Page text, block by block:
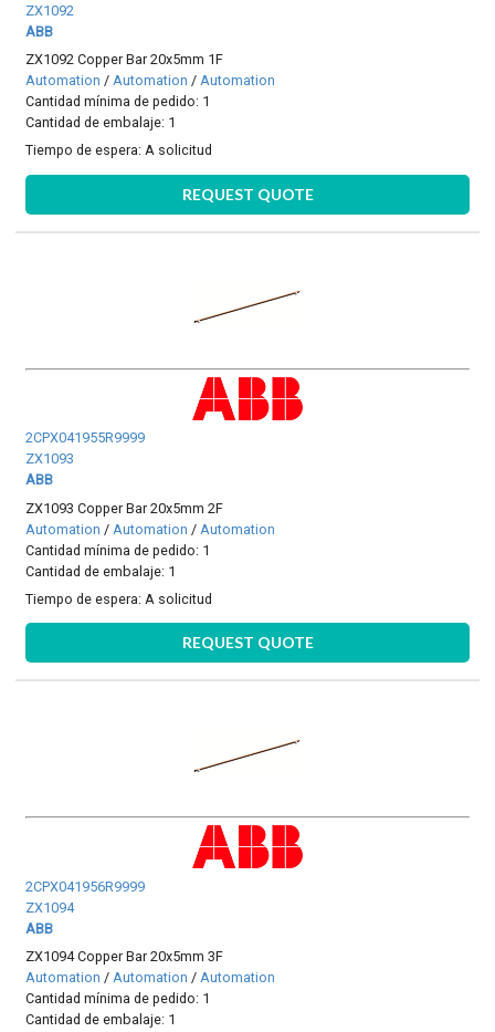
ZX1092
ABB
ZX1092 Copper Bar 20x5mm 1F
Automation /Automation /Automation
Cantidad mínima de pedido: 1
Cantidad de embalaje: 1
Tiempo de espera:A solicitud
REQUEST QUOTE
2CPX041955R9999
ZX1093
ABB
ZX1093 Copper Bar 20x5mm 2F
Automation / Automation / Automation
Cantidad mínima de pedido: 1
Cantidad de embalaje: 1
Tiempo de espera: A solicitud
REQUEST QUOTE
2CPX041956R9999
ZX1094
ABB
ZX1094 Copper Bar 20x5mm 3F
Automation /Automation /Automation
Cantidad mínima de pedido: 1
Cantidad de embalaje: 1